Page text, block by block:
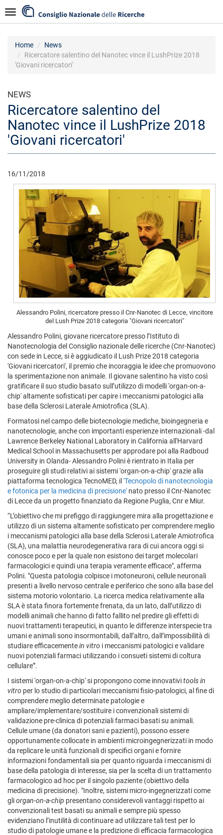
al
contenuto
Navigazione
Home
News
Ricercatore salentino del Nanotec vince il LushPrize 2018
'Giovani ricercatori'
NEWS
Ricercatore salentino del
Nanotec vince il LushPrize 2018
'Giovani ricercatori'
16/11/2018
Alessandro Polini, ricercatore presso il Cnr-Nanotec di Lecce, vincitore
del Lush Prize 2018 categoria "Giovani ricercatori"
Alessandro Polini, giovane ricercatore presso l’Istituto di
Nanotecnologia del Consiglio nazionale delle ricerche (Cnr-Nanotec)
con sede in Lecce, si è aggiudicato il Lush Prize 2018 categoria
'Giovani ricercatori', il premio che incoraggia le idee che promuovono
la sperimentazione non animale. Il giovane salentino ha visto così
gratificare il suo studio basato sull’utilizzo di modelli 'organ-on-a-
chip' altamente sofisticati per capire i meccanismi patologici alla
base della Sclerosi Laterale Amiotrofica (SLA).
Formatosi nel campo delle biotecnologie mediche, bioingegneria e
nanotecnologie, anche con importanti esperienze internazionali-dal
Lawrence Berkeley National Laboratory in California all'Harvard
Medical School in Massachusetts per approdare poi alla Radboud
University in Olanda- Alessandro Polini è rientrato in Italia per
proseguire gli studi relativi ai sistemi 'organ-on-a-chip' grazie alla
piattaforma tecnologica TecnoMED, il 'Tecnopolo di nanotecnologia
e fotonica per la medicina di precisione' nato presso il Cnr-Nanotec
di Lecce da un progetto finanziato da Regione Puglia, Cnr e Miur.
“L’obiettivo che mi prefiggo di raggiungere mira alla progettazione e
utilizzo di un sistema altamente sofisticato per comprendere meglio
i meccanismi patologici alla base della Sclerosi Laterale Amiotrofica
(SLA), una malattia neurodegenerativa rara di cui ancora oggi si
conosce poco e per la quale non esistono dei target molecolari
farmacologici e quindi una terapia veramente efficace", afferma
Polini. "Questa patologia colpisce i motoneuroni, cellule neuronali
presenti a livello nervoso centrale e periferico che sono alla base del
sistema motorio volontario. La ricerca medica relativamente alla
SLA è stata finora fortemente frenata, da un lato, dall’utilizzo di
modelli animali che hanno di fatto fallito nel predire gli effetti di
nuovi trattamenti terapeutici, in quanto le differenze interspecie tra
umani e animali sono insormontabili, dall’altro, dall’impossibilità di
studiare efficacementein vitro i meccanismi patologici e validare
nuovi potenziali farmaci utilizzando i consueti sistemi di coltura
cellulare”.
I sistemi 'organ-on-a-chip' si propongono come innovativitools in
vitro per lo studio di particolari meccanismi fisio-patologici, al fine di
comprendere meglio determinate patologie e
ampliare/implementare/sostituire i convenzionali sistemi di
validazione pre-clinica di potenziali farmaci basati su animali.
Cellule umane (da donatori sani e pazienti), possono essere
opportunamente collocate in ambienti microingegnerizzati in modo
da replicare le unità funzionali di specifici organi e fornire
informazioni fondamentali sia per quanto riguarda i meccanismi di
base della patologia di interesse, sia per la scelta di un trattamento
farmacologico ad hoc per il singolo paziente (obiettivo della
medicina di precisione). "Inoltre, sistemi micro-ingegnerizzati come
gliorgan-on-a-chip presentano considerevoli vantaggi rispetto ai
convenzionali test basati su animali e sempre più spesso
evidenziano l’inutilità di continuare ad utilizzare tali test per lo
studio di patologie umane e la predizione di efficacia farmacologica